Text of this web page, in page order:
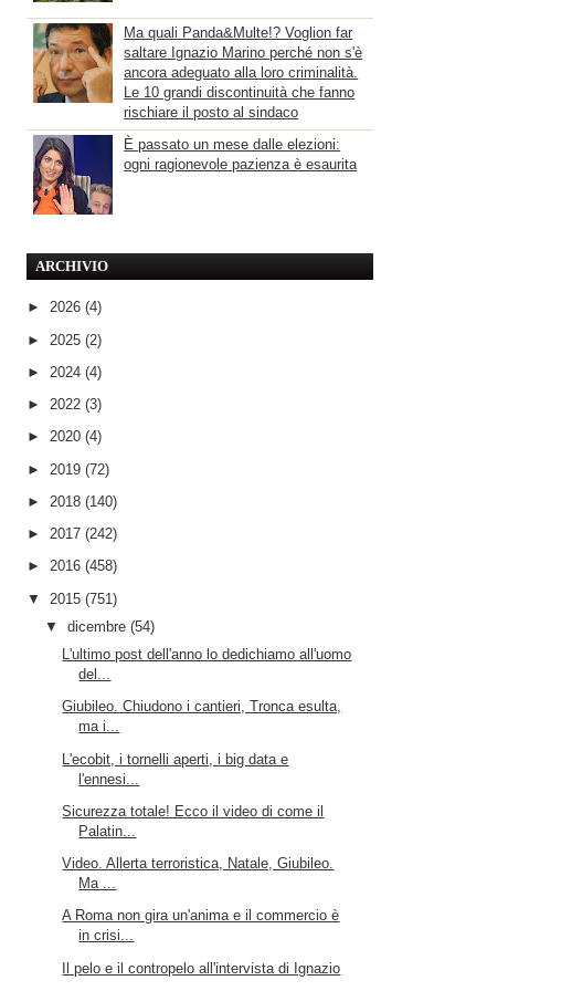
Ma quali Panda&Multe!? Voglion far
saltare Ignazio Marino perché non s'è
ancora adeguato alla loro criminalità.
Le 10 grandi discontinuità che fanno
rischiare il posto al sindaco
È passato un mese dalle elezioni:
ogni ragionevole pazienza è esaurita
ARCHIVIO
► 2026 (4)
► 2025 (2)
► 2024 (4)
► 2022 (3)
► 2020 (4)
► 2019 (72)
► 2018 (140)
► 2017 (242)
► 2016 (458)
▼ 2015 (751)
▼ dicembre (54)
L'ultimo post dell'anno lo dedichiamo all'uomo
del...
Giubileo. Chiudono i cantieri, Tronca esulta,
ma i...
L'ecobit, i tornelli aperti, i big data e
l'ennesi...
Sicurezza totale! Ecco il video di come il
Palatin...
Video. Allerta terroristica, Natale, Giubileo.
Ma ...
A Roma non gira un'anima e il commercio è
in crisi...
Il pelo e il contropelo all'intervista di Ignazio